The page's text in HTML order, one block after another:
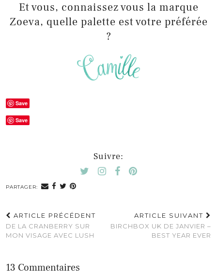
Et vous, connaissez vous la marque
Zoeva, quelle palette est votre préférée
?
Save
Save
Suivre:
PARTAGER:
ARTICLE PRÉCÉDENT
DE LA CRANBERRY SUR
MON VISAGE AVEC LUSH
ARTICLE SUIVANT
BIRCHBOX UK DE JANVIER –
BEST YEAR EVER
13 Commentaires